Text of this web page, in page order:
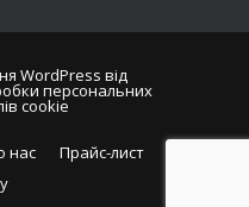
WordPress від
персональних
cookie
нас Прайс-лист